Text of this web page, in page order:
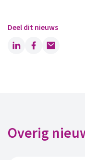
Deel dit nieuws
LinkedInFacebook
Email
Overig